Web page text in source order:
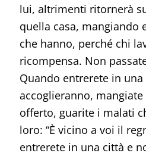
lui, altrimenti ritornerà
quella casa, mangiando
che hanno, perché chi
ricompensa. Non
Quando entrerete in una
accoglieranno,
offerto, guarite i malati
loro: “È vicino a voi il
entrerete in una città e